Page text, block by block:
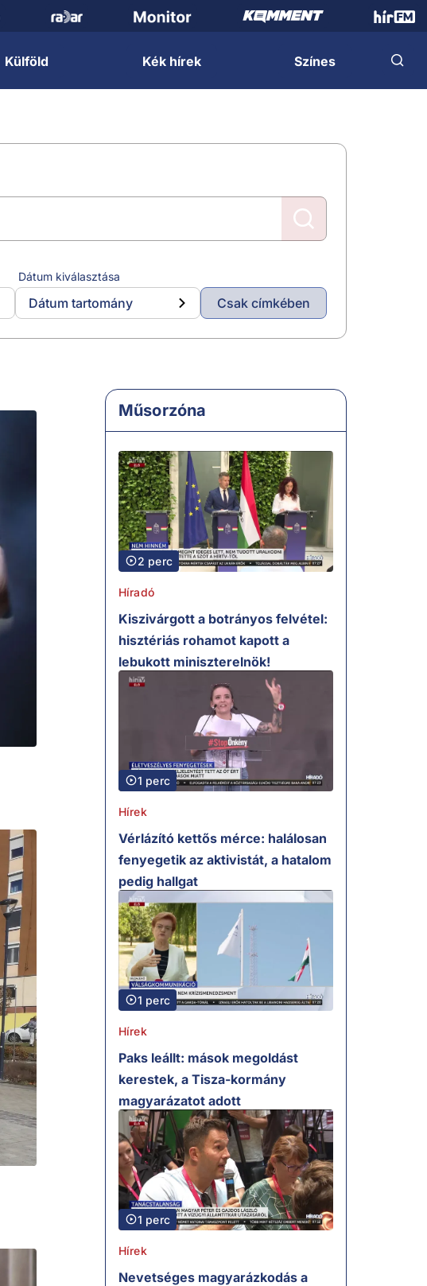
Külföld Kék hírek Színes
Dátum kiválasztása
Dátum tartomány Csak címkében
Műsorzóna
2 perc
Híradó
Kiszivárgott a botrányos felvétel:
hisztériás rohamot kapott a
lebukott miniszterelnök!
1 perc
Hírek
Vérlázító kettős mérce: halálosan
fenyegetik az aktivistát, a hatalom
pedig hallgat
1 perc
Hírek
Paks leállt: mások megoldást
kerestek, a Tisza-kormány
magyarázatot adott
1 perc
Hírek
Nevetséges magyarázkodás a